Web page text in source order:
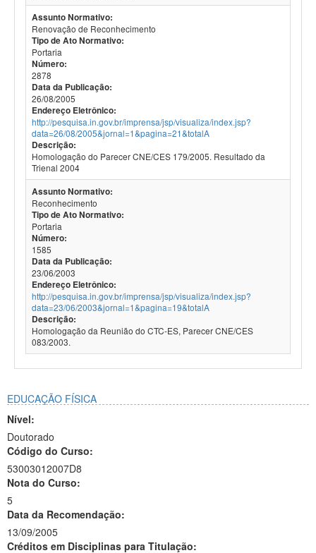
Assunto Normativo:
Renovação de Reconhecimento
Tipo de Ato Normativo:
Portaria
Número:
2878
Data da Publicação:
26/08/2005
Endereço Eletrônico:
http://pesquisa.in.gov.br/imprensa/jsp/visualiza/index.jsp?
data=26/08/2005&jornal=1&pagina=21&totalA
Descrição:
Homologação do Parecer CNE/CES 179/2005. Resultado da
Trienal 2004
Assunto Normativo:
Reconhecimento
Tipo de Ato Normativo:
Portaria
Número:
1585
Data da Publicação:
23/06/2003
Endereço Eletrônico:
http://pesquisa.in.gov.br/imprensa/jsp/visualiza/index.jsp?
data=23/06/2003&jornal=1&pagina=19&totalA
Descrição:
Homologação da Reunião do CTC-ES, Parecer CNE/CES
083/2003.
EDUCAÇÃO FÍSICA
Nível:
Doutorado
Código do Curso:
53003012007D8
Nota do Curso:
5
Data da Recomendação:
13/09/2005
Créditos em Disciplinas para Titulação: